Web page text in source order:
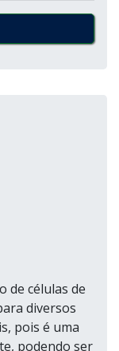
de células de
diversos
pois é uma
podendo ser